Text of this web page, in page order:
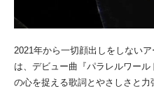
​2021年から一切顔出しをしない
は、デビュー曲『パラレルワー
の心を捉える歌詞とやさしさと